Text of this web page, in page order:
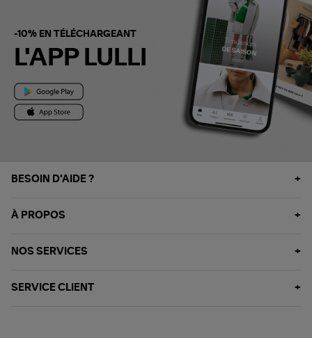
-10% EN TÉLÉCHARGEANT
L'APP LULLI
BESOIN D'AIDE ?
À PROPOS
NOS SERVICES
SERVICE CLIENT